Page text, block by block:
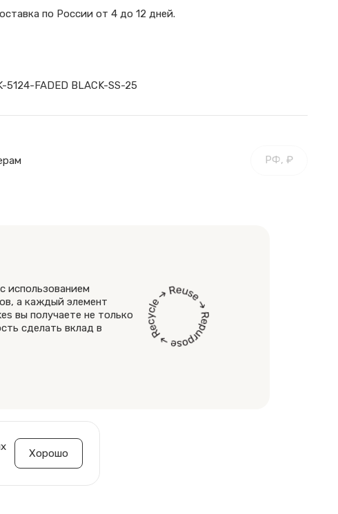
по России от 4 до 12 дней.
5124-FADED BLACK-SS-25
РФ, ₽
использованием
а каждый элемент
вы получаете не только
сделать вклад в
Хорошо